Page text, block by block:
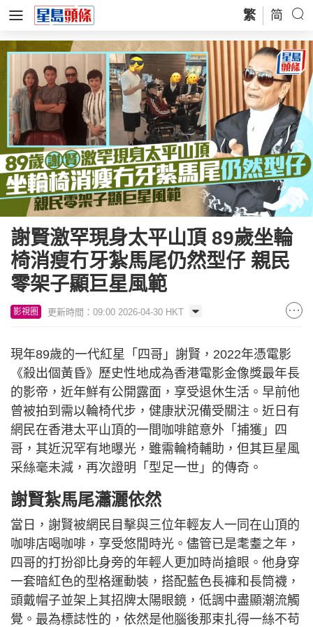
繁 简
謝賢激罕現身太平山頂 89歲坐輪
椅消瘦冇牙紮馬尾仍然型仔 親民
零架子顯巨星風範
影視圈 更新時間：09:00 2026-04-30 HKT
現年89歲的一代紅星「四哥」謝賢，2022年憑電影
《殺出個黃昏》歷史性地成為香港電影金像獎最年長
的影帝，近年鮮有公開露面，享受退休生活。早前他
曾被拍到需以輪椅代步，健康狀況備受關注。近日有
網民在香港太平山頂的一間咖啡館意外「捕獲」四
哥，其近況罕有地曝光，雖需輪椅輔助，但其巨星風
采絲毫未減，再次證明「型足一世」的傳奇。
謝賢紮馬尾瀟灑依然
當日，謝賢被網民目擊與三位年輕友人一同在山頂的
咖啡店喝咖啡，享受悠閒時光。儘管已是耄耋之年，
四哥的打扮卻比身旁的年輕人更加時尚搶眼。他身穿
一套暗紅色的型格運動裝，搭配藍色長褲和長筒襪，
頭戴帽子並架上其招牌太陽眼鏡，低調中盡顯潮流觸
覺。最為標誌性的，依然是他腦後那束扎得一絲不苟